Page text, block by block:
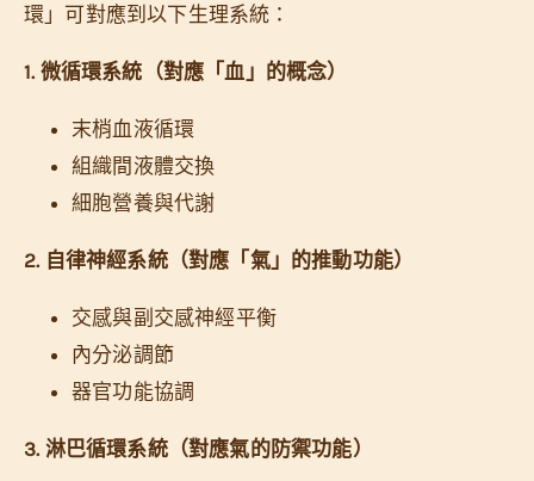
環」可對應到以下生理系統：
1. 微循環系統（對應「血」的概念）
末梢血液循環
組織間液體交換
細胞營養與代謝
2. 自律神經系統（對應「氣」的推動功能）
交感與副交感神經平衡
內分泌調節
器官功能協調
3. 淋巴循環系統（對應氣的防禦功能）